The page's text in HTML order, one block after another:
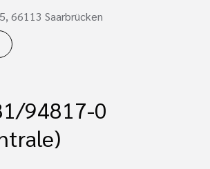
66113 Saarbrücken
94817-0